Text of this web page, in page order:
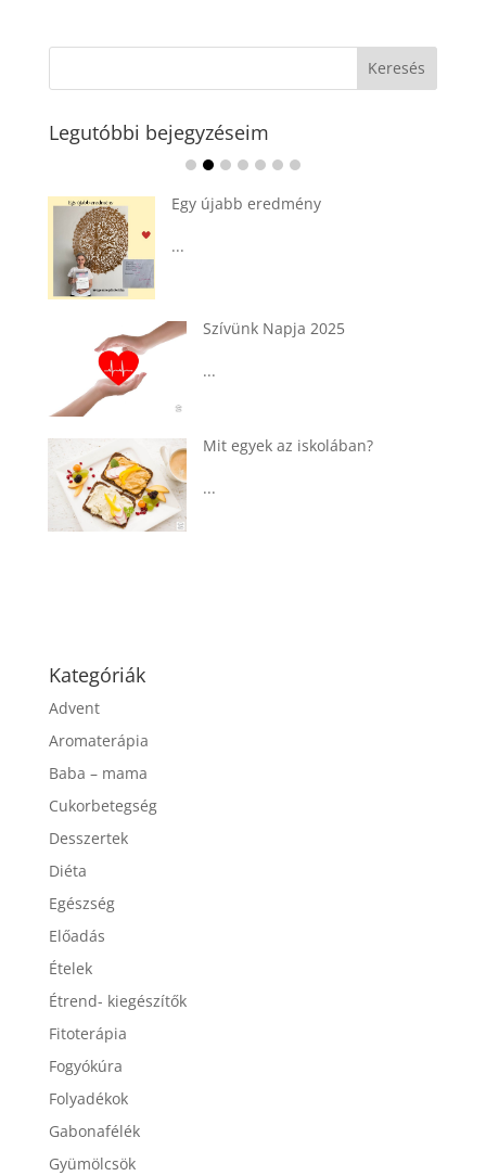
Legutóbbi bejegyzéseim
Ádvent 1. vasárnapja🌟
...
Tárkonyos csirkeragu leves
Kategóriák
Advent
Aromaterápia
Baba – mama
Cukorbetegség
Desszertek
Diéta
Egészség
Előadás
Ételek
Étrend- kiegészítők
Fitoterápia
Fogyókúra
Folyadékok
Gabonafélék
Gyümölcsök